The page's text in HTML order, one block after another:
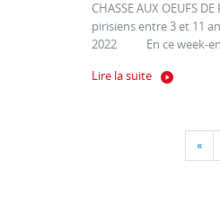
CHASSE AUX OEUFS
pirisiens entre 3 et 11
2022 En ce week-
Lire la suite
«